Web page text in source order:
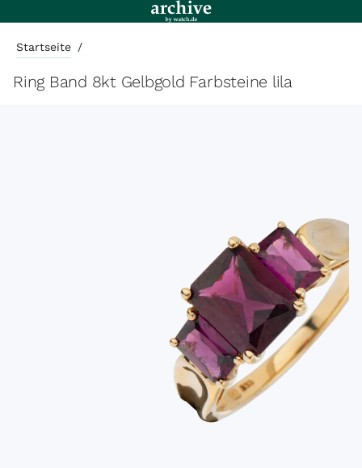
Startseite /
Ring Band 8kt Gelbgold Farbsteine lila